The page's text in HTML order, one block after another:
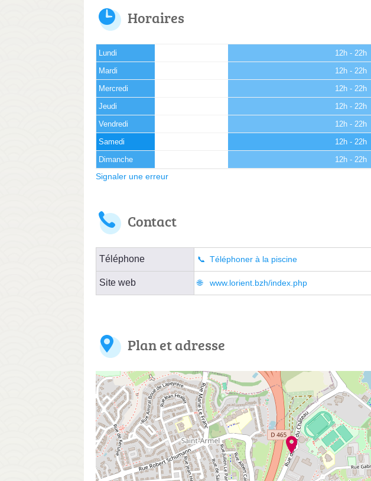
Horaires
Lundi 12h - 22h
Mardi 12h - 22h
Mercredi 12h - 22h
Jeudi 12h - 22h
Vendredi 12h - 22h
Samedi 12h - 22h
Dimanche 12h - 22h
Signaler une erreur
Contact
Téléphone Téléphoner à la piscine
Site web www.lorient.bzh/index.php
Plan et adresse